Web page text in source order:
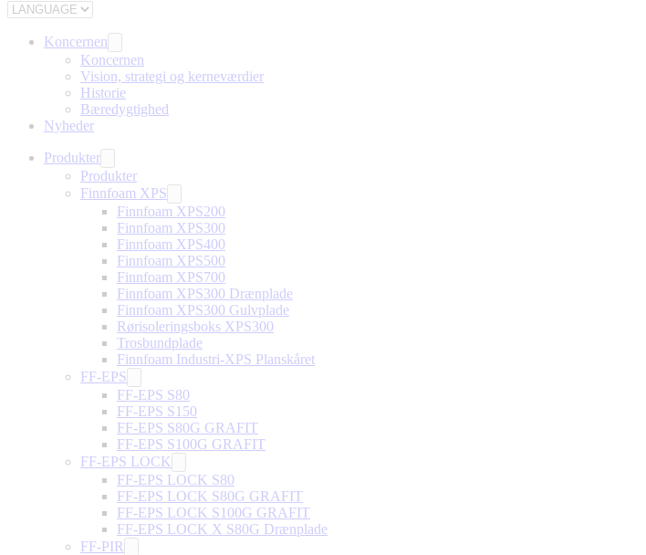
Koncernen
Koncernen
Vision, strategi og kerneværdier
Historie
Bæredygtighed
Nyheder
Produkter
Produkter
Finnfoam XPS
Finnfoam XPS200
Finnfoam XPS300
Finnfoam XPS400
Finnfoam XPS500
Finnfoam XPS700
Finnfoam XPS300 Drænplade
Finnfoam XPS300 Gulvplade
Rørisoleringsboks XPS300
Trosbundplade
Finnfoam Industri-XPS Planskåret
FF-EPS
FF-EPS S80
FF-EPS S150
FF-EPS S80G GRAFIT
FF-EPS S100G GRAFIT
FF-EPS LOCK
FF-EPS LOCK S80
FF-EPS LOCK S80G GRAFIT
FF-EPS LOCK S100G GRAFIT
FF-EPS LOCK X S80G Drænplade
FF-PIR